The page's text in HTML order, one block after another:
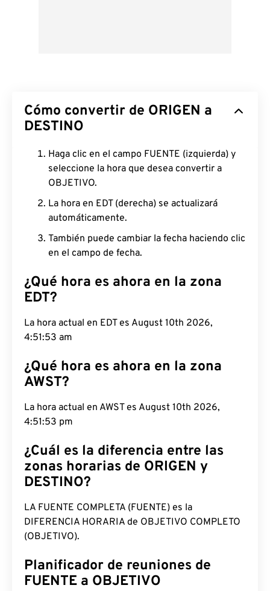
Cómo convertir de ORIGEN a
DESTINO
Haga clic en el campo FUENTE (izquierda) y
seleccione la hora que desea convertir a
OBJETIVO.
La hora en EDT (derecha) se actualizará
automáticamente.
También puede cambiar la fecha haciendo clic
en el campo de fecha.
¿Qué hora es ahora en la zona
EDT?
La hora actual en EDT es August 10th 2026,
4:51:54 am
¿Qué hora es ahora en la zona
AWST?
La hora actual en AWST es August 10th 2026,
4:51:54 pm
¿Cuál es la diferencia entre las
zonas horarias de ORIGEN y
DESTINO?
LA FUENTE COMPLETA (FUENTE) es la
DIFERENCIA HORARIA de OBJETIVO COMPLETO
(OBJETIVO).
Planificador de reuniones de
FUENTE a OBJETIVO